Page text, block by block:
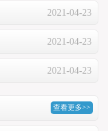
2021-04-23
2021-04-23
2021-04-23
查看更多>>